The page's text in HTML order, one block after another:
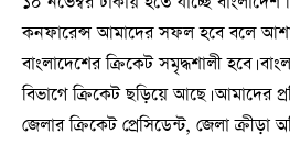
কনফারেন্স আমাদের সফল হবে বলে আশা
বাংলাদেশের ক্রিকেট সমৃদ্ধশালী হবে।
বিভাগে ক্রিকেট ছড়িয়ে আছে। আমাদের
জেলার ক্রিকেট প্রেসিডেন্ট, জেলা ক্রীড়া